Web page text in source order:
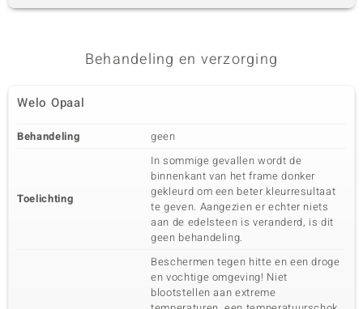
Behandeling en verzorging
Welo Opaal
Behandeling geen
Toelichting
In sommige gevallen wordt de
binnenkant van het frame donker
gekleurd om een beter kleurresultaat
te geven. Aangezien er echter niets
aan de edelsteen is veranderd, is dit
geen behandeling.
Beschermen tegen hitte en een droge
en vochtige omgeving! Niet
blootstellen aan extreme